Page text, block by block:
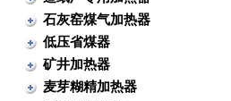
石灰窑煤气加热器
低压省煤器
矿井加热器
麦芽糊精加热器